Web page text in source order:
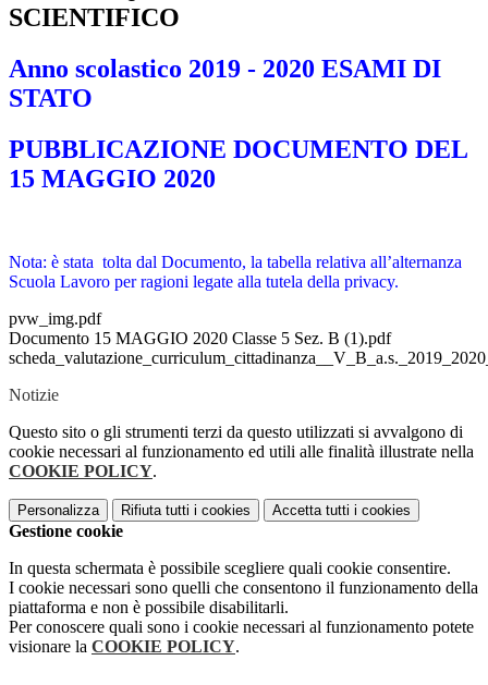
SCIENTIFICO
Anno scolastico 2019 - 2020 ESAMI DI
STATO
PUBBLICAZIONE DOCUMENTO DEL
15 MAGGIO 2020
Nota: è stata tolta dal Documento, la tabella relativa all’alternanza
Scuola Lavoro per ragioni legate alla tutela della privacy.
pvw_img.pdf
Documento 15 MAGGIO 2020 Classe 5 Sez. B (1).pdf
Notizie
Questo sito o gli strumenti terzi da questo utilizzati si avvalgono di
cookie necessari al funzionamento ed utili alle finalità illustrate nella
COOKIE POLICY.
Personalizza Rifiuta tutti i cookies Accetta tutti i cookies
Gestione cookie
In questa schermata è possibile scegliere quali cookie consentire.
I cookie necessari sono quelli che consentono il funzionamento della
piattaforma e non è possibile disabilitarli.
Per conoscere quali sono i cookie necessari al funzionamento potete
visionare la COOKIE POLICY.